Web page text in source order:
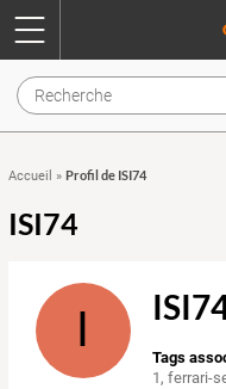
Accueil » Profil de ISI74
ISI74
I Tags
1,ferrari-